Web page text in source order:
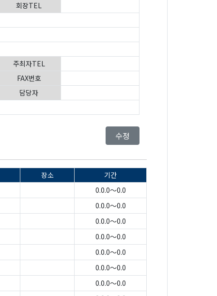
회장TEL
주최자TEL
FAX번호
담당자
수정
장소
기간
0.0.0～0.0
0.0.0～0.0
0.0.0～0.0
0.0.0～0.0
0.0.0～0.0
0.0.0～0.0
0.0.0～0.0